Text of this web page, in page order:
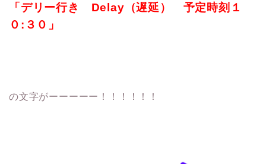
「デリー行き Delay（遅延） 予定時刻１
０:３０」
の文字がーーーーー！！！！！！